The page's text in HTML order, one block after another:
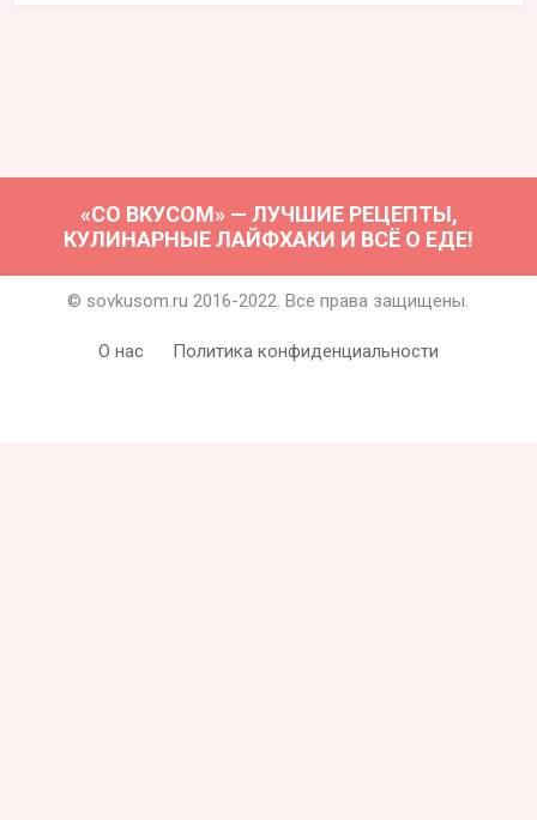
«СО ВКУСОМ» — ЛУЧШИЕ РЕЦЕПТЫ,
КУЛИНАРНЫЕ ЛАЙФХАКИ И ВСЁ О ЕДЕ!
© sovkusom.ru 2016-2022. Все права защищены.
О нас Политика конфиденциальности